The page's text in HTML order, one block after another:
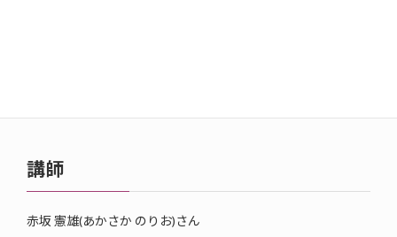
講師
赤坂 憲雄(あかさか のりお)さん